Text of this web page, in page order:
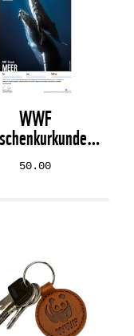
WWF
(digital)
50.00